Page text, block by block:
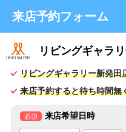
来店予約フォーム
リビングギャラ
リビングギャラリー新発田
来店予約すると待ち時間無
必須 来店希望日時